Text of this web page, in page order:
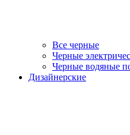
Все черные
Черные
Черные водяные
Дизайнерские